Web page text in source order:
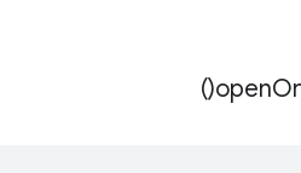
openOr
)